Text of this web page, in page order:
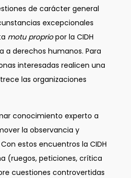
de carácter general
excepcionales
motu propriopor la CIDH
a derechos humanos. Para
interesadas realicen una
las organizaciones
conocimiento experto a
la observancia y
estos encuentros la CIDH
(ruegos, peticiones, crítica
cuestiones controvertidas